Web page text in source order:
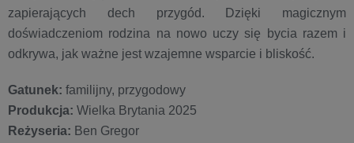
zapierających dech przygód. Dzięki magicznym
doświadczeniom rodzina na nowo uczy się bycia razem i
odkrywa, jak ważne jest wzajemne wsparcie i bliskość.
Gatunek: familijny, przygodowy
Produkcja: Wielka Brytania 2025
Reżyseria: Ben Gregor